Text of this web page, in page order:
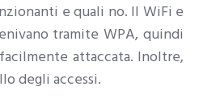
e quali no. Il WiFi e
tramite WPA, quindi
attaccata. Inoltre,
degli accessi.